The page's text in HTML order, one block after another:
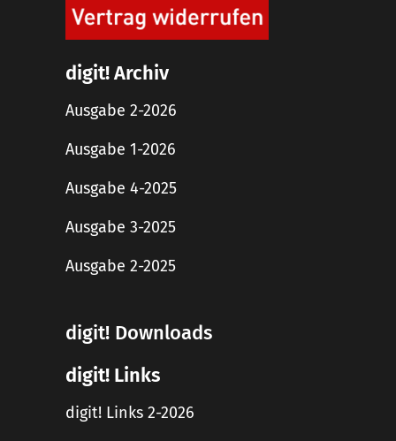
digit! Archiv
Ausgabe 2-2026
Ausgabe 1-2026
Ausgabe 4-2025
Ausgabe 3-2025
Ausgabe 2-2025
digit! Downloads
digit! Links
digit! Links 2-2026